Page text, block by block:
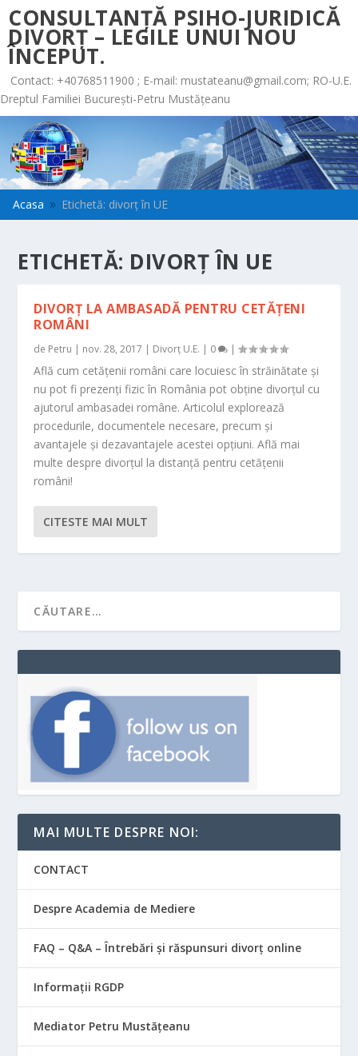
CONSULTANȚĂ PSIHO-JURIDICĂ
DIVORȚ – LEGILE UNUI NOU
ÎNCEPUT.
Contact: +40768511900 ; E-mail: mustateanu@gmail.com; RO-U.E.
Dreptul Familiei București-Petru Mustățeanu
Acasa 9 Etichetă: divorț în UE
ETICHETĂ: DIVORȚ ÎN UE
DIVORȚ LA AMBASADĂ PENTRU CETĂȚENI
ROMÂNI
de Petru | nov. 28, 2017 | Divorț U.E. | 0 |
Află cum cetățenii români care locuiesc în străinătate și
nu pot fi prezenți fizic în România pot obține divorțul cu
ajutorul ambasadei române. Articolul explorează
procedurile, documentele necesare, precum și
avantajele și dezavantajele acestei opțiuni. Află mai
multe despre divorțul la distanță pentru cetățenii
români!
CITESTE MAI MULT
MAI MULTE DESPRE NOI:
CONTACT
Despre Academia de Mediere
FAQ – Q&A – Întrebări și răspunsuri divorț online
Informații RGDP
Mediator Petru Mustățeanu